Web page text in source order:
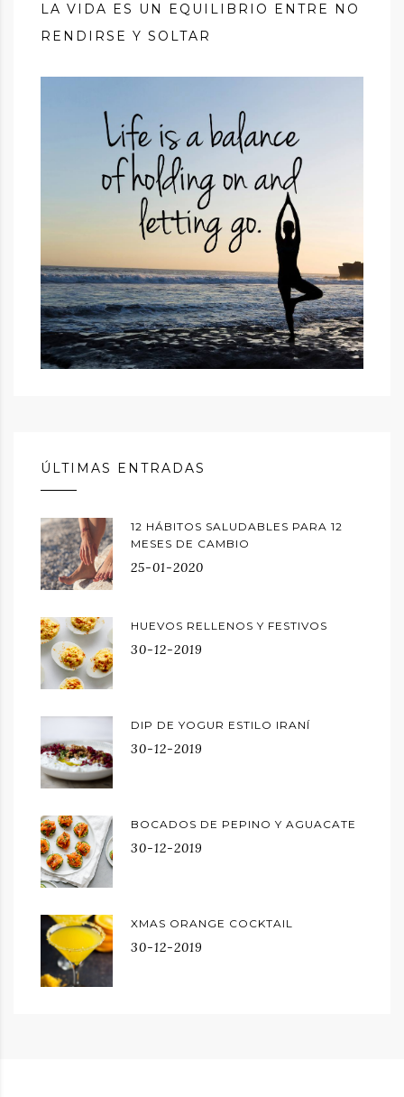
LA VIDA ES UN EQUILIBRIO ENTRE NO
RENDIRSE Y SOLTAR
ÚLTIMAS ENTRADAS
12 HÁBITOS SALUDABLES PARA 12
MESES DE CAMBIO
25-01-2020
HUEVOS RELLENOS Y FESTIVOS
30-12-2019
DIP DE YOGUR ESTILO IRANÍ
30-12-2019
BOCADOS DE PEPINO Y AGUACATE
30-12-2019
XMAS ORANGE COCKTAIL
30-12-2019